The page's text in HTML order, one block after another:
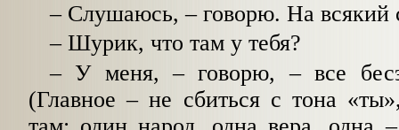
–Слушаюсь,–говорю. На всякий
–Шурик, что там у тебя?
–У меня,–говорю,–все
(Главное–не сбиться с тона